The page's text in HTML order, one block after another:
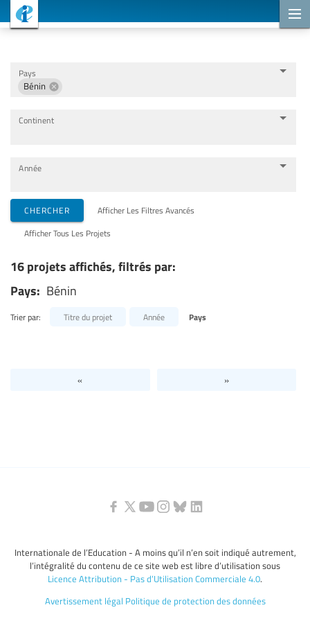
Pays
Bénin
Continent
Année
Organisations de mise en œuvre
Thèmes
CHERCHER Afficher Les Filtres Avancés
Afficher Tous Les Projets
16 projets affichés, filtrés par:
Pays: Bénin
Trier par: Titre du projet Année Pays
« »
Internationale de l’Education - A moins qu’il n’en soit indiqué autrement,
l’intégralité du contenu de ce site web est libre d’utilisation sous
Licence Attribution - Pas d’Utilisation Commerciale 4.0.
Avertissement légal Politique de protection des données